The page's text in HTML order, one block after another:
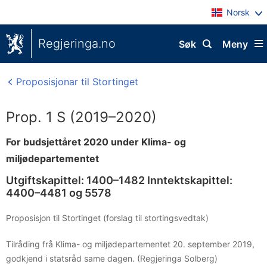
Norsk
Regjeringa.no Meny
Søk
Proposisjonar til Stortinget
Prop. 1 S (2019–2020)
For budsjettåret 2020 under Klima- og
miljødepartementet
Utgiftskapittel: 1400–1482 Inntektskapittel:
4400–4481 og 5578
Proposisjon til Stortinget (forslag til stortingsvedtak)
Tilråding frå Klima- og miljødepartementet 20. september 2019,
godkjend i statsråd same dagen. (Regjeringa Solberg)